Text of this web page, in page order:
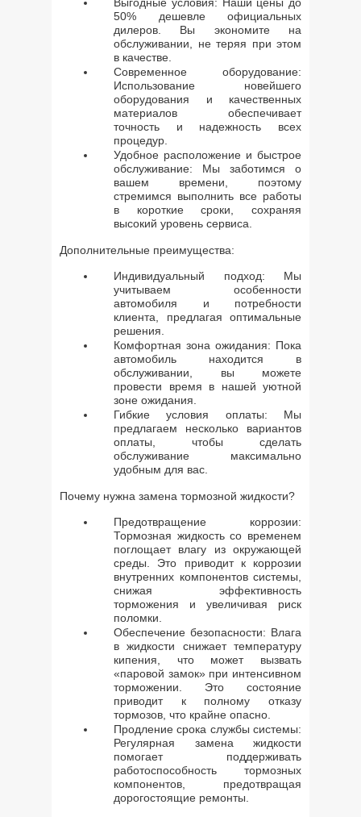
50% дешевле официальных
дилеров. Вы экономите на
обслуживании, не теряя при этом
в качестве.
Современное оборудование:
Использование новейшего
оборудования и качественных
материалов обеспечивает
точность и надежность всех
процедур.
Удобное расположение и быстрое
обслуживание: Мы заботимся о
вашем времени, поэтому
стремимся выполнить все работы
в короткие сроки, сохраняя
высокий уровень сервиса.
Дополнительные преимущества:
Индивидуальный подход: Мы
учитываем особенности
автомобиля и потребности
клиента, предлагая оптимальные
решения.
Комфортная зона ожидания: Пока
автомобиль находится в
обслуживании, вы можете
провести время в нашей уютной
зоне ожидания.
Гибкие условия оплаты: Мы
предлагаем несколько вариантов
оплаты, чтобы сделать
обслуживание максимально
удобным для вас.
Почему нужна замена тормозной жидкости?
Предотвращение коррозии:
Тормозная жидкость со временем
поглощает влагу из окружающей
среды. Это приводит к коррозии
внутренних компонентов системы,
снижая эффективность
торможения и увеличивая риск
поломки.
Обеспечение безопасности: Влага
в жидкости снижает температуру
кипения, что может вызвать
«паровой замок» при интенсивном
торможении. Это состояние
приводит к полному отказу
тормозов, что крайне опасно.
Продление срока службы системы:
Регулярная замена жидкости
помогает поддерживать
работоспособность тормозных
компонентов, предотвращая
дорогостоящие ремонты.